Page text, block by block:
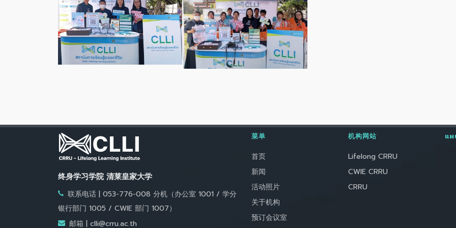
终身学习学院 清莱皇家大学
联系电话 | 053-776-008 分机（办公室 1001 / 学分
银行部门 1005 / CWIE 部门 1007）
邮箱 | clli@crru.ac.th
菜单
首页
新闻
活动照片
关于机构
预订会议室
机构网站
Lifelong CRRU
CWIE CRRU
CRRU
แ